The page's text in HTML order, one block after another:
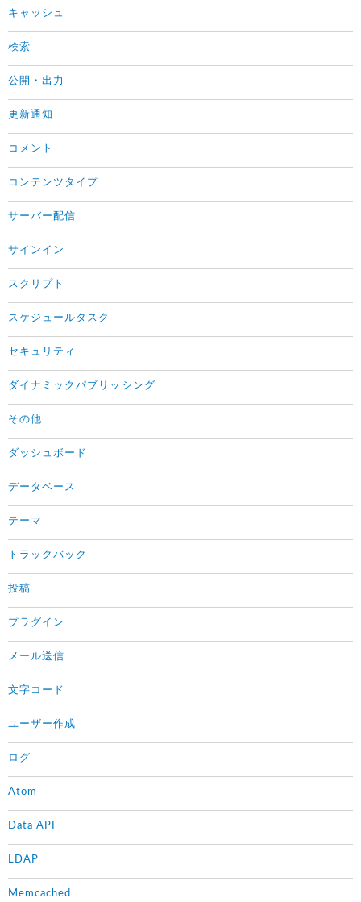
キャッシュ
検索
公開・出力
更新通知
コメント
コンテンツタイプ
サーバー配信
サインイン
スクリプト
スケジュールタスク
セキュリティ
ダイナミックパブリッシング
その他
ダッシュボード
データベース
テーマ
トラックバック
投稿
プラグイン
メール送信
文字コード
ユーザー作成
ログ
Atom
Data API
LDAP
Memcached